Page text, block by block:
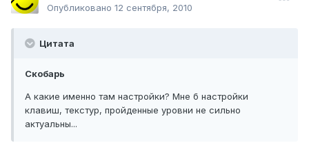
Опубликовано 12 сентября, 2010
Цитата
Скобарь
А какие именно там настройки? Мне б настройки
клавиш, текстур, пройденные уровни не сильно
актуальны...